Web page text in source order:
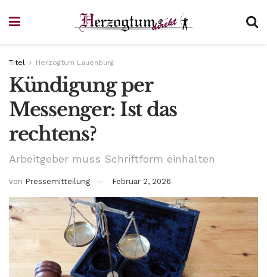
Titel Herzogtum Lauenburg
Kündigung per
Messenger: Ist das
rechtens?
Arbeitgeber muss Schriftform einhalten
von Pressemitteilung Februar 2, 2026